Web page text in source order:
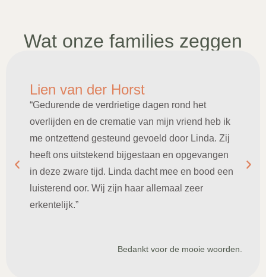
Wat onze families zeggen
Lien van der Horst
“Gedurende de verdrietige dagen rond het
overlijden en de crematie van mijn vriend heb ik
me ontzettend gesteund gevoeld door Linda. Zij
heeft ons uitstekend bijgestaan en opgevangen
in deze zware tijd. Linda dacht mee en bood een
luisterend oor. Wij zijn haar allemaal zeer
erkentelijk.”
Bedankt voor de mooie woorden.